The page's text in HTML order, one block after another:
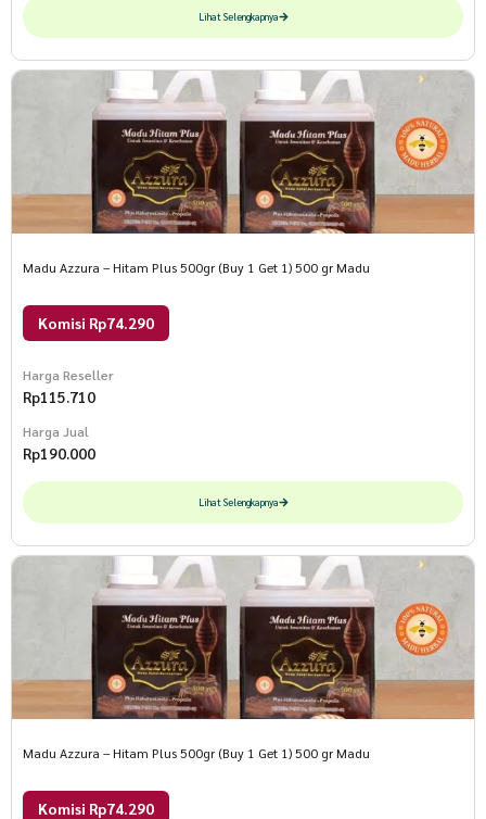
Lihat Selengkapnya
Madu Azzura – Hitam Plus 500gr (Buy 1 Get 1) 500 gr Madu
Komisi Rp74.290
Harga Reseller
Rp115.710
Harga Jual
Rp190.000
Lihat Selengkapnya
Madu Azzura – Hitam Plus 500gr (Buy 1 Get 1) 500 gr Madu
Komisi Rp74.290